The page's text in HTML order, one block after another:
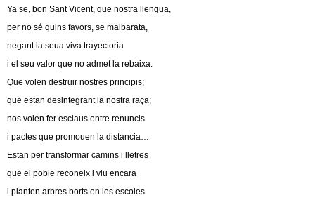
Ya se, bon Sant Vicent, que nostra llengua,
per no sé quins favors, se malbarata,
negant la seua viva trayectoria
i el seu valor que no admet la rebaixa.
Que volen destruir nostres principis;
que estan desintegrant la nostra raça;
nos volen fer esclaus entre renuncis
i pactes que promouen la distancia…
Estan per transformar camins i lletres
que el poble reconeix i viu encara
i planten arbres borts en les escoles